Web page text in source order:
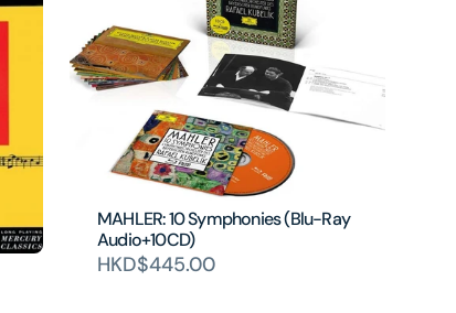
MAHLER: 10 Symphonies (Blu-Ray
Audio+10CD)
HKD$445.00